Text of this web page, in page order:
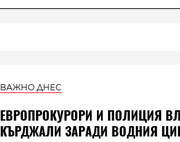
ВАЖНО ДНЕС
ЕВРОПРОКУРОРИ И ПОЛИЦИЯ
КЪРДЖАЛИ ЗАРАДИ ВОДНИЯ